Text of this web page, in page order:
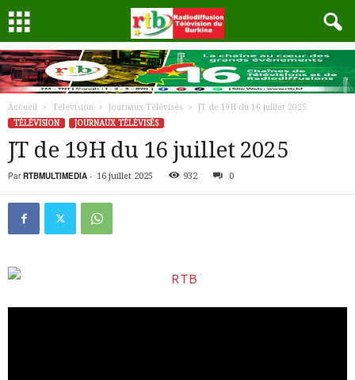
Accueil Télévision Journaux Télévisés
JT de 19H du 16 juillet 2025
TÉLÉVISION
JOURNAUX TÉLÉVISÉS
JT de 19H du 16 juillet 2025
Par RTBMULTIMEDIA - 16 juillet 2025 932 0